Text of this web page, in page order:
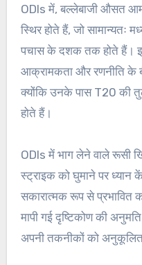
ODIs में, बल्लेबाजी औसत
स्थिर होते हैं, जो
पचास के दशक तक होते हैं।
आक्रामकता और रणनीति के
क्योंकि उनके पास T20 की
होते हैं।
ODIs में भाग लेने वाले रूसी
स्ट्राइक को घुमाने पर
सकारात्मक रूप से प्रभावित
मापी गई दृष्टिकोण की
अपनी तकनीकों को अनुकूलित